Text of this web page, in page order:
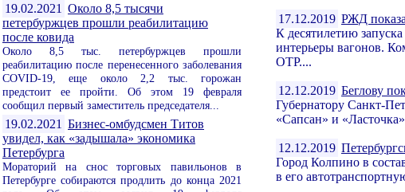
19.02.2021 Около 8,5 тысячи
петербуржцев прошли реабилитацию
после ковида
Около 8,5 тыс. петербуржцев прошли
реабилитацию после перенесенного заболевания
COVID-19, еще около 2,2 тыс. горожан
предстоит ее пройти. Об этом 19 февраля
сообщил первый заместитель председателя...
19.02.2021 Бизнес-омбудсмен Титов
увидел, как «задышала» экономика
Петербурга
Мораторий на снос торговых павильонов в
Петербурге собираются продлить до конца 2021
17.12.2019 РЖД
К десятилетию
интерьеры вагонов.
ОТР....
12.12.2019 Беглову
Губернатору Санкт-
«Сапсан» и
12.12.2019
Город Колпино в
в его